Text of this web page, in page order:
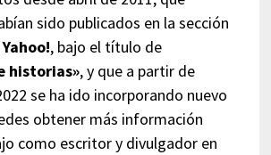
sido publicados en la sección
Yahoo!, bajo el título de
historias», y que a partir de
se ha ido incorporando nuevo
obtener más información
como escritor y divulgador en